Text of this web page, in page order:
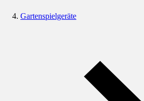
Gartenspielgeräte